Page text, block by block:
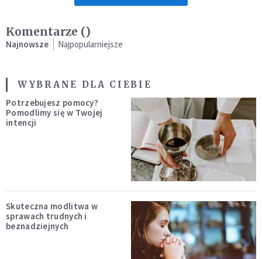
Komentarze ()
Najnowsze Najpopularniejsze
WYBRANE DLA CIEBIE
Potrzebujesz pomocy?
Pomodlimy się w Twojej
intencji
Skuteczna modlitwa w
sprawach trudnych i
beznadziejnych